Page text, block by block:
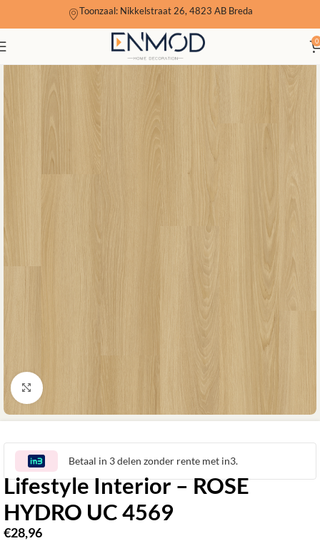
Toonzaal: Nikkelstraat 26, 4823 AB Breda
0
Klik om te vergroten
Betaal in 3 delen zonder rente met in3.
Lifestyle Interior – ROSE
HYDRO UC 4569
€28,96